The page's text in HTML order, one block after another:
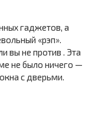
гаджетов, а
«рэп».
вы не против . Эта
не было ничего —
с дверьми.